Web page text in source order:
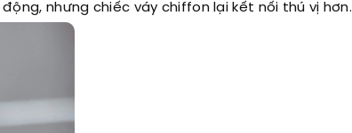
nhưng chiếc váy chiffon lại kết nối thú vị hơn.